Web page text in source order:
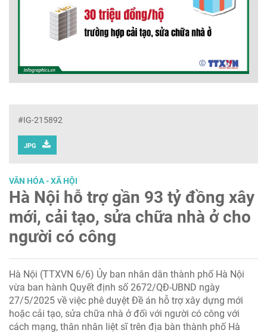
#IG-215892
JPG
VĂN HÓA - XÃ HỘI
Hà Nội hỗ trợ gần 93 tỷ đồng xây
mới, cải tạo, sửa chữa nhà ở cho
người có công
Hà Nội (TTXVN 6/6) Ủy ban nhân dân thành phố Hà Nội
vừa ban hành Quyết định số 2672/QĐ-UBND ngày
27/5/2025 về việc phê duyệt Đề án hỗ trợ xây dựng mới
hoặc cải tạo, sửa chữa nhà ở đối với người có công với
cách mạng, thân nhân liệt sĩ trên địa bàn thành phố Hà